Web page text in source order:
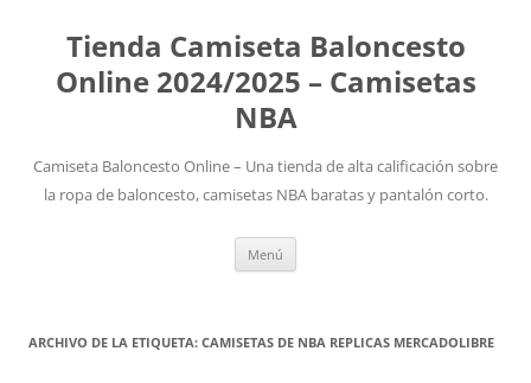
Tienda Camiseta Baloncesto
Online 2024/2025 – Camisetas
NBA
Camiseta Baloncesto Online – Una tienda de alta calificación sobre
la ropa de baloncesto, camisetas NBA baratas y pantalón corto.
Menú
ARCHIVO DE LA ETIQUETA: CAMISETAS DE NBA REPLICAS MERCADOLIBRE